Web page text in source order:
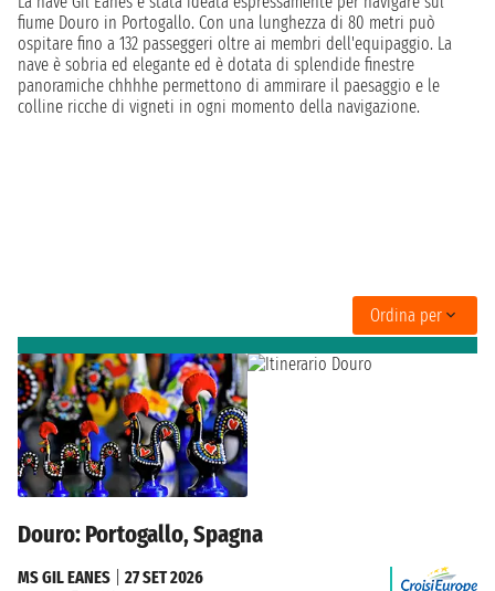
fiume Douro in Portogallo. Con una lunghezza di 80 metri può
ospitare fino a 132 passeggeri oltre ai membri dell'equipaggio. La
nave è sobria ed elegante ed è dotata di splendide finestre
panoramiche chhhhe permettono di ammirare il paesaggio e le
colline ricche di vigneti in ogni momento della navigazione.
Ordina per
Douro: Portogallo, Spagna
MS GIL EANES
27 SET 2026